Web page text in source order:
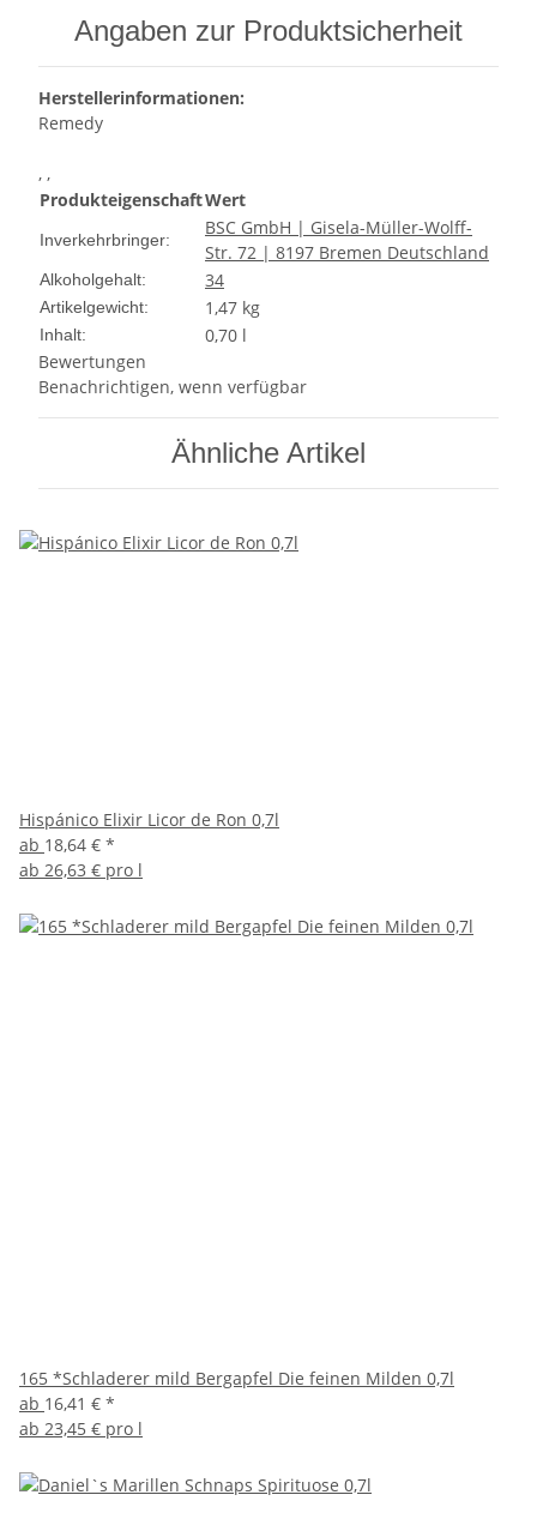
Angaben zur Produktsicherheit
Herstellerinformationen:
Remedy
, ,
ProdukteigenschaftWert
Inverkehrbringer:
BSC GmbH | Gisela-Müller-Wolff-
Str. 72 | 8197 Bremen Deutschland
Alkoholgehalt: 34
Artikelgewicht: 1,47 kg
Inhalt:
0,70 l
Bewertungen
Benachrichtigen, wenn verfügbar
Ähnliche Artikel
Hispánico Elixir Licor de Ron 0,7l
ab 18,64 € *
ab 26,63 € pro l
165 *Schladerer mild Bergapfel Die feinen Milden 0,7l
ab 16,41 € *
ab 23,45 € pro l